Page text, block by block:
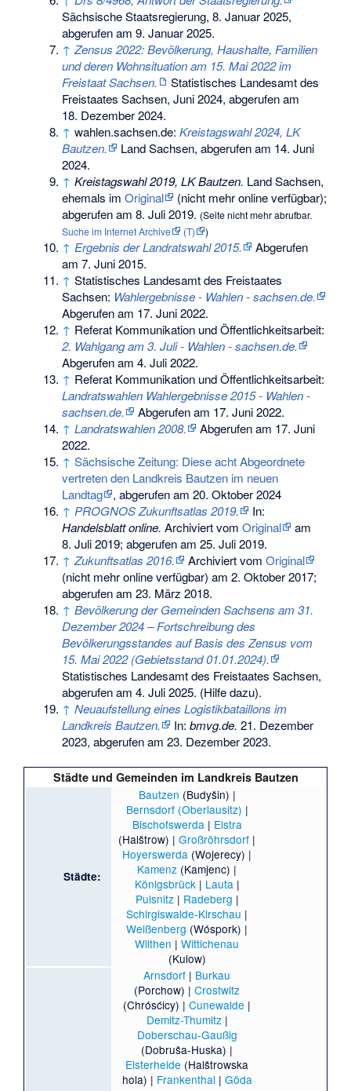
Sächsische Staatsregierung, 8. Januar 2025,
abgerufen am 9. Januar 2025.
↑ Zensus 2022: Bevölkerung, Haushalte, Familien
und deren Wohnsituation am 15. Mai 2022 im
Freistaat Sachsen.
Statistisches Landesamt des
Freistaates Sachsen, Juni 2024, abgerufen am
18. Dezember 2024.
↑ wahlen.sachsen.de:Kreistagswahl 2024, LK
Bautzen.
Land Sachsen, abgerufen am 14. Juni
2024.
↑ Kreistagswahl 2019, LK Bautzen. Land Sachsen,
ehemals imOriginal (nicht mehr online verfügbar);
abgerufen am 8. Juli 2019. (Seite nicht mehr abrufbar.
Suche im Internet Archive
(T) )
↑ Ergebnis der Landratswahl 2015.
Abgerufen
am 7. Juni 2015.
↑ Statistisches Landesamt des Freistaates
Sachsen: Wahlergebnisse - Wahlen - sachsen.de.
Abgerufen am 17. Juni 2022.
↑ Referat Kommunikation und Öffentlichkeitsarbeit:
2. Wahlgang am 3. Juli - Wahlen - sachsen.de.
Abgerufen am 4. Juli 2022.
↑ Referat Kommunikation und Öffentlichkeitsarbeit:
Landratswahlen Wahlergebnisse 2015 - Wahlen -
sachsen.de.
Abgerufen am 17. Juni 2022.
↑ Landratswahlen 2008.
Abgerufen am 17. Juni
2022.
↑ Sächsische Zeitung: Diese acht Abgeordnete
vertreten den Landkreis Bautzen im neuen
Landtag
, abgerufen am 20. Oktober 2024
↑ PROGNOS Zukunftsatlas 2019.
In:
Handelsblatt online. Archiviert vomOriginal
am
8. Juli 2019; abgerufen am 25. Juli 2019.
↑ Zukunftsatlas 2016. Archiviert vomOriginal
(nicht mehr online verfügbar) am2. Oktober 2017;
abgerufen am 23. März 2018.
↑ Bevölkerung der Gemeinden Sachsens am 31.
Dezember 2024 – Fortschreibung des
Bevölkerungsstandes auf Basis des Zensus vom
15. Mai 2022 (Gebietsstand 01.01.2024).
Statistisches Landesamt des Freistaates Sachsen,
abgerufen am 4. Juli 2025. (Hilfe dazu).
↑ Neuaufstellung eines Logistikbataillons im
Landkreis Bautzen.
In:bmvg.de. 21. Dezember
2023, abgerufen am 23. Dezember 2023.
Städte und Gemeinden im Landkreis Bautzen
Städte:
Bautzen (Budyšin) |
Bernsdorf (Oberlausitz) |
Bischofswerda| Elstra
(Halštrow) |Großröhrsdorf |
Hoyerswerda (Wojerecy) |
Kamenz (Kamjenc) |
Königsbrück| Lauta|
Pulsnitz| Radeberg |
Schirgiswalde-Kirschau |
Weißenberg (Wóspork) |
Wilthen |Wittichenau
(Kulow)
Arnsdorf | Burkau
(Porchow) |Crostwitz
(Chrósćicy) |Cunewalde |
Demitz-Thumitz|
Doberschau-Gaußig
(Dobruša-Huska) |
Elsterheide (Halštrowska
hola) | Frankenthal | Göda